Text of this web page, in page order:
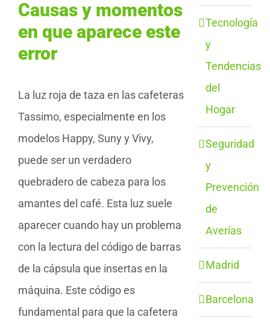
Causas y momentos
en que aparece este
error
La luz roja de taza en las cafeteras
Tassimo, especialmente en los
modelos Happy, Suny y Vivy,
puede ser un verdadero
quebradero de cabeza para los
amantes del café. Esta luz suele
aparecer cuando hay un problema
con la lectura del código de barras
de la cápsula que insertas en la
máquina. Este código es
fundamental para que la cafetera
Tecnología
y
Tendencias
del
Hogar
Seguridad
y
Prevención
de
Averías
Madrid
Barcelona